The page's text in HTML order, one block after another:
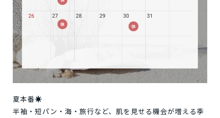
夏本番☀️
半袖・短パン・海・旅行など、肌を見せる機会が増える季